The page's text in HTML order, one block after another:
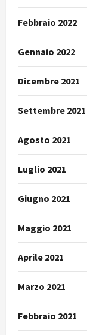
Febbraio 2022
Gennaio 2022
Dicembre 2021
Settembre 2021
Agosto 2021
Luglio 2021
Giugno 2021
Maggio 2021
Aprile 2021
Marzo 2021
Febbraio 2021